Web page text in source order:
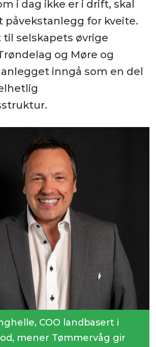
i dag ikke er i drift, skal
påvekstanlegg for kveite.
selskapets øvrige
og Møre og
anlegget inngå som en del
COO landbasert i
mener Tømmervåg gir